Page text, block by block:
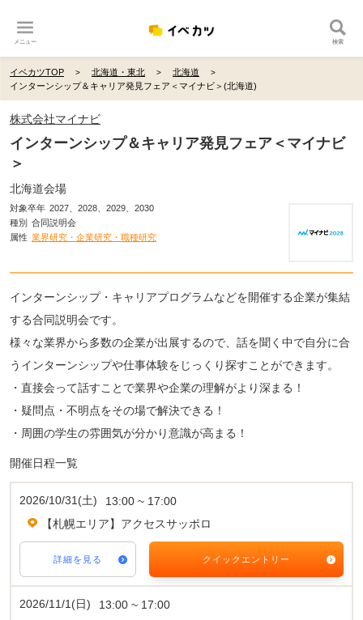
メニュー 検索
イベカツTOP 北海道・東北
北海道
インターンシップ＆キャリア発見フェア＜マイナビ＞(北海道)
株式会社マイナビ
インターンシップ＆キャリア発見フェア＜マイナビ
＞
北海道会場
対象卒年 2027、2028、2029、2030
種別 合同説明会
属性 業界研究・企業研究・職種研究
インターンシップ・キャリアプログラムなどを開催する企業が集結
する合同説明会です。
様々な業界から多数の企業が出展するので、話を聞く中で自分に合
うインターンシップや仕事体験をじっくり探すことができます。
・直接会って話すことで業界や企業の理解がより深まる！
・疑問点・不明点をその場で解決できる！
・周囲の学生の雰囲気が分かり意識が高まる！
開催日程一覧
2026/10/31(土)
13:00 ~ 17:00
【札幌エリア】アクセスサッポロ
詳細を見る クイックエントリー
2026/11/1(日)
13:00 ~ 17:00